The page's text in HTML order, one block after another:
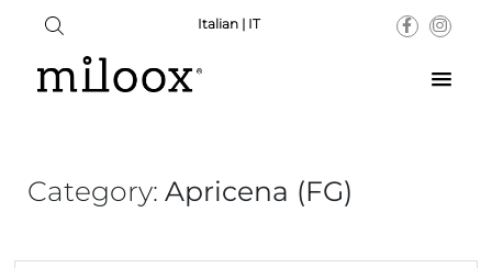
Italian | IT
Category:Apricena (FG)